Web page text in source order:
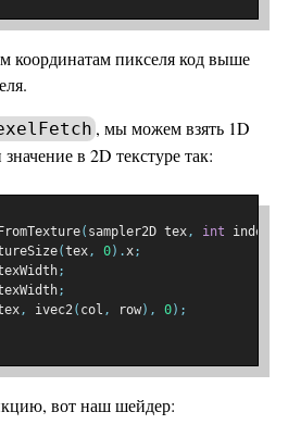
координатам пикселя код выше
, мы можем взять 1D
в 2D текстуре так:
( sampler2D tex, int index
(tex, 0).x;
;
;
, ivec2( col , row), 0);
вот наш шейдер: